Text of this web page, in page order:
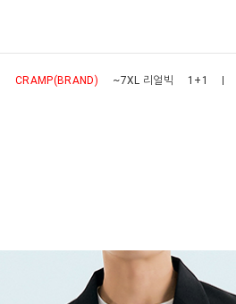
CRAMP(BRAND) ~7XL 리얼빅 1+1